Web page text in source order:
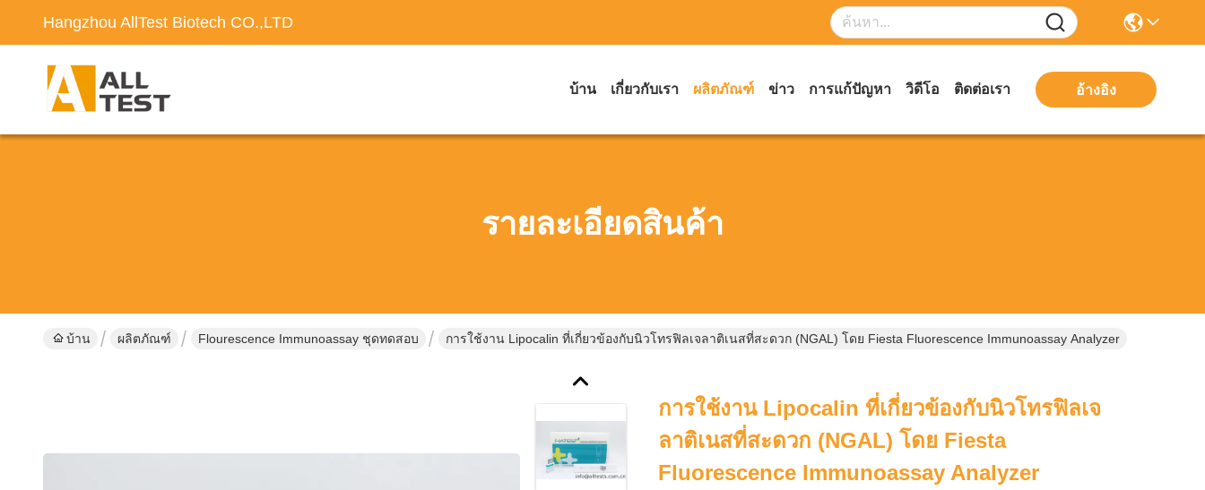
Hangzhou AllTest Biotech CO.,LTD
บ้าน เกี่ยวกับเรา ผลิตภัณฑ์ ข่าว การแก้ปัญหา วิดีโอ ติดต่อเรา อ้างอิง
รายละเอียดสินค้า
บ้าน ผลิตภัณฑ์ Flourescence Immunoassay ชุดทดสอบ การใช้งาน Lipocalin ที่เกี่ยวข้องกับนิวโทรฟิลเจลาติเนสที่สะดวก (NGAL) โดย Fiesta Fluorescence Immunoassay Analyzer
การใช้งาน Lipocalin ที่เกี่ยวข้องกับนิวโทรฟิลเจ
ลาติเนสที่สะดวก (NGAL) โดย Fiesta
Fluorescence Immunoassay Analyzer